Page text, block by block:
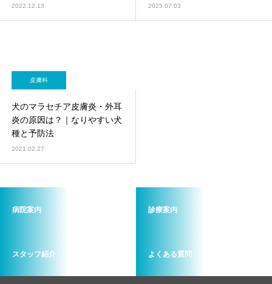
2022.12.13 2025.07.03
皮膚科
犬のマラセチア皮膚炎・外耳
炎の原因は？｜なりやすい犬
種と予防法
2021.02.27
病院案内 診療案内
スタッフ紹介 よくある質問